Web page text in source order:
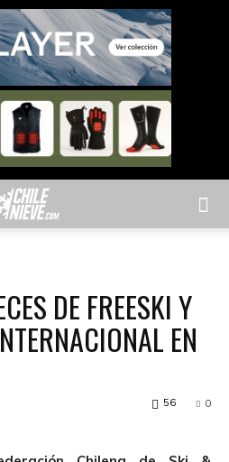
DE FREESKI Y
EN
0
56